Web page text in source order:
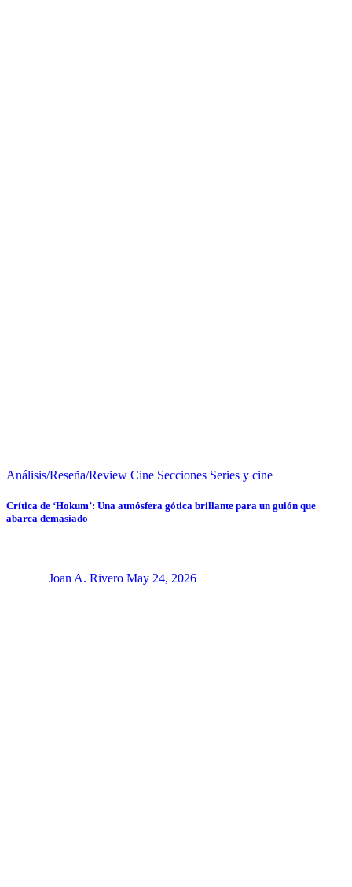
Análisis/Reseña/Review Cine Secciones Series y cine
Crítica de ‘Hokum’: Una atmósfera gótica brillante para un guión que
abarca demasiado
Joan A. Rivero May 24, 2026